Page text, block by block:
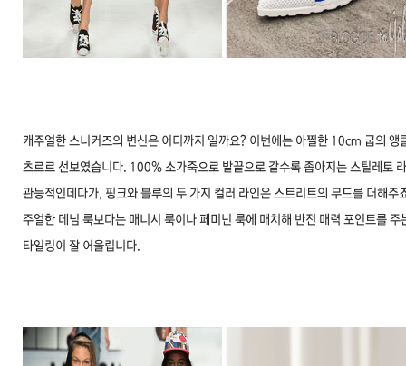
캐주얼한 스니커즈의 변신은 어디까지 일까요? 이번에는 아찔한 10cm 굽의 앵
츠르르 선보였습니다. 100% 소가죽으로 발끝으로 갈수록 좁아지는 스틸레토
관능적인데다가, 핑크와 블루의 두 가지 컬러 라인은 스트리트의 무드를 더해주
주얼한 데님 룩보다는 매니시 룩이나 페미닌 룩에 매치해 반전 매력 포인트를 주
타일링이 잘 어울립니다.